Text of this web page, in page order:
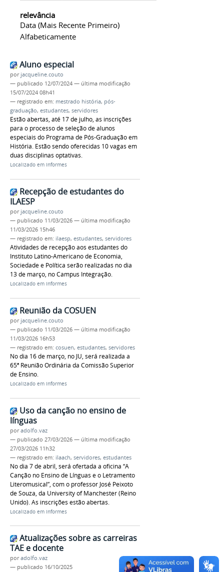
relevância
Data (mais Recente Primeiro)
Alfabeticamente
Aluno especial
por jacqueline.couto
— publicado 12/07/2024 — última modificação
15/07/2024 08h41
— registrado em: mestrado história, pós-
graduação, estudantes, servidores
Estão abertas, até 17 de julho, as inscrições
para o processo de seleção de alunos
especiais do Programa de Pós-Graduação em
História. Estão sendo oferecidas 10 vagas em
duas disciplinas optativas.
Localizado em Informes
Recepção de estudantes do
ILAESP
por jacqueline.couto
— publicado 11/03/2026 — última modificação
11/03/2026 15h46
— registrado em: ilaesp, estudantes, servidores
Atividades de recepção aos estudantes do
Instituto Latino-Americano de Economia,
Sociedade e Política serão realizadas no dia
13 de março, no Campus Integração.
Localizado em Informes
Reunião da COSUEN
por jacqueline.couto
— publicado 11/03/2026 — última modificação
11/03/2026 16h53
— registrado em: cosuen, estudantes, servidores
No dia 16 de março, no JU, será realizada a
65ª Reunião Ordinária da Comissão Superior
de Ensino.
Localizado em Informes
Uso da canção no ensino de
línguas
poradolfo.vaz
— publicado 27/03/2026 — última modificação
27/03/2026 11h32
— registrado em: ilaach, servidores, estudantes
No dia 7 de abril, será ofertada a oficina “A
Canção no Ensino de Línguas e o Letramento
Literomusical”, com o professor José Peixoto
de Souza, da University of Manchester (Reino
Unido). As inscrições estão abertas.
Localizado em Informes
Atualizações sobre as carreiras
TAE e docente
poradolfo.vaz
— publicado 16/10/2025